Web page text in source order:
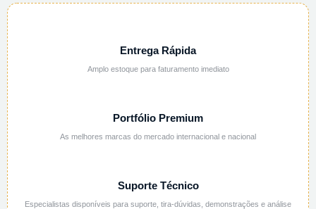
Entrega Rápida
Amplo estoque para faturamento imediato
Portfólio Premium
As melhores marcas do mercado internacional e nacional
Suporte Técnico
Especialistas disponíveis para suporte, tira-dúvidas, demonstrações e análise